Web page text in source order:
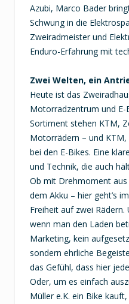
Azubi, Marco Bader
Schwung in die
Zweiradmeister und
Enduro-Erfahrung mit
Zwei Welten, ein
Heute ist das
Motorradzentrum und
Sortiment stehen KTM,
Motorrädern – und
bei den E-Bikes. Eine
und Technik, die auch
Ob mit Drehmoment
dem Akku – hier geht’s
Freiheit auf zwei
wenn man den Laden
Marketing, kein
sondern ehrliche
das Gefühl, dass hier
Oder, um es einfach
Müller e.K. ein Bike